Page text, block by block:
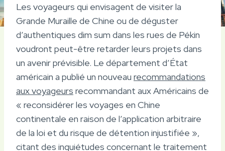
Les voyageurs qui envisagent de visiter la
Grande Muraille de Chine ou de déguster
d’authentiques dim sum dans les rues de Pékin
voudront peut-être retarder leurs projets dans
un avenir prévisible. Le département d’État
américain a publié un nouveau recommandations
aux voyageurs recommandant aux Américains de
« reconsidérer les voyages en Chine
continentale en raison de l’application arbitraire
de la loi et du risque de détention injustifiée »,
citant des inquiétudes concernant le traitement